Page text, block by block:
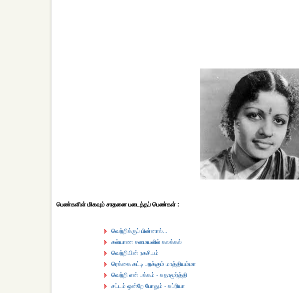
பெண்களிள் மிகவும் சாதனை படைத்தப் பெண்கள் :
வெற்றிக்குப் பின்னால்...
கல்யாண சமையலில் கலக்கல்
வெற்றியின் ரகசியம்
ரெக்கை கட்டி பறக்கும் மாத்தியம்மா
வெற்றி என் பக்கம் - சுதாமூர்த்தி
சட்டம் ஒன்றே போதும் - சுப்ரியா